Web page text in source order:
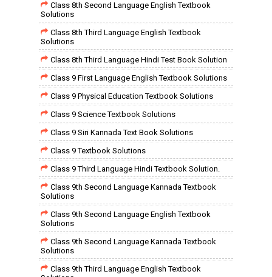
Class 8th Second Language English Textbook
Solutions
Class 8th Third Language English Textbook
Solutions
Class 8th Third Language Hindi Test Book Solution
Class 9 First Language English Textbook Solutions
Class 9 Physical Education Textbook Solutions
Class 9 Science Textbook Solutions
Class 9 Siri Kannada Text Book Solutions
Class 9 Textbook Solutions
Class 9 Third Language Hindi Textbook Solution.
Class 9th Second Language Kannada Textbook
Solutions
Class 9th Second Language English Textbook
Solutions
Class 9th Second Language Kannada Textbook
Solutions
Class 9th Third Language English Textbook